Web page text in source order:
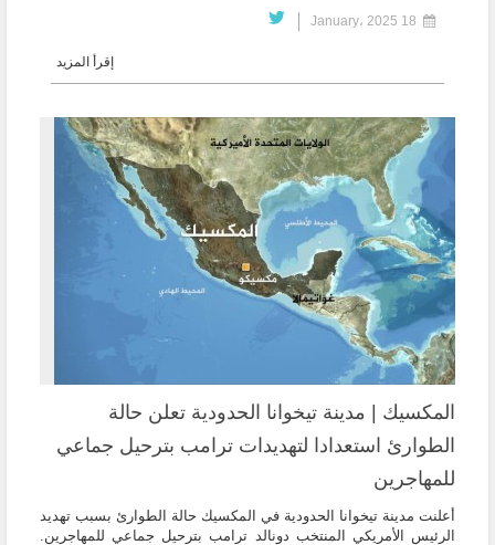
إقرأ المزيد
المكسيك | مدينة تيخوانا الحدودية تعلن حالة
الطوارئ استعدادا لتهديدات ترامب بترحيل جماعي
للمهاجرين
أعلنت مدينة تيخوانا الحدودية في المكسيك حالة الطوارئ بسبب تهديد
الرئيس الأمريكي المنتخب دونالد ترامب بترحيل جماعي للمهاجرين.